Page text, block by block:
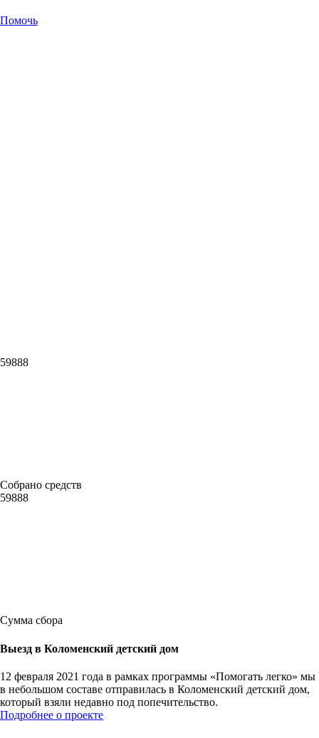
Помочь
59888
Собрано средств
59888
Сумма сбора
Выезд в Коломенский детский дом
12 февраля 2021 года в рамках программы «Помогать легко» мы
в небольшом составе отправилась в Коломенский детский дом,
который взяли недавно под попечительство.
Подробнее о проекте